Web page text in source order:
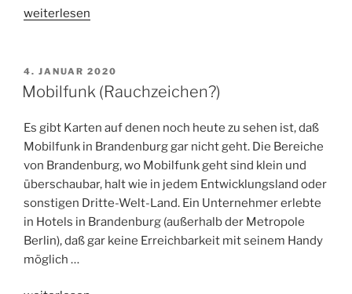
„Kinder
weiterlesen
VERÖFFENTLICHT
AM
4. JANUAR 2020
Mobilfunk (Rauchzeichen?)
Es gibt Karten auf denen noch heute zu sehen ist, daß
Mobilfunk in Brandenburg gar nicht geht. Die Bereiche
von Brandenburg, wo Mobilfunk geht sind klein und
überschaubar, halt wie in jedem Entwicklungsland oder
sonstigen Dritte-Welt-Land. Ein Unternehmer erlebte
in Hotels in Brandenburg (außerhalb der Metropole
Berlin), daß gar keine Erreichbarkeit mit seinem Handy
möglich …